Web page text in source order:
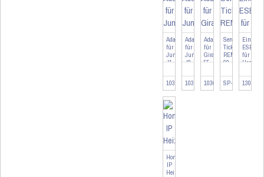
Adapter
für
Jung
J1
103095
Adapter
für
Jung
J2
103478
Adapter
für
Gira
55
103091
Service
Ticket
REMOTE
60
mit
Terminabspr...
SP-REMOTE
ESB1
für
130366
Homematic
IP
Heizkörperthermostat